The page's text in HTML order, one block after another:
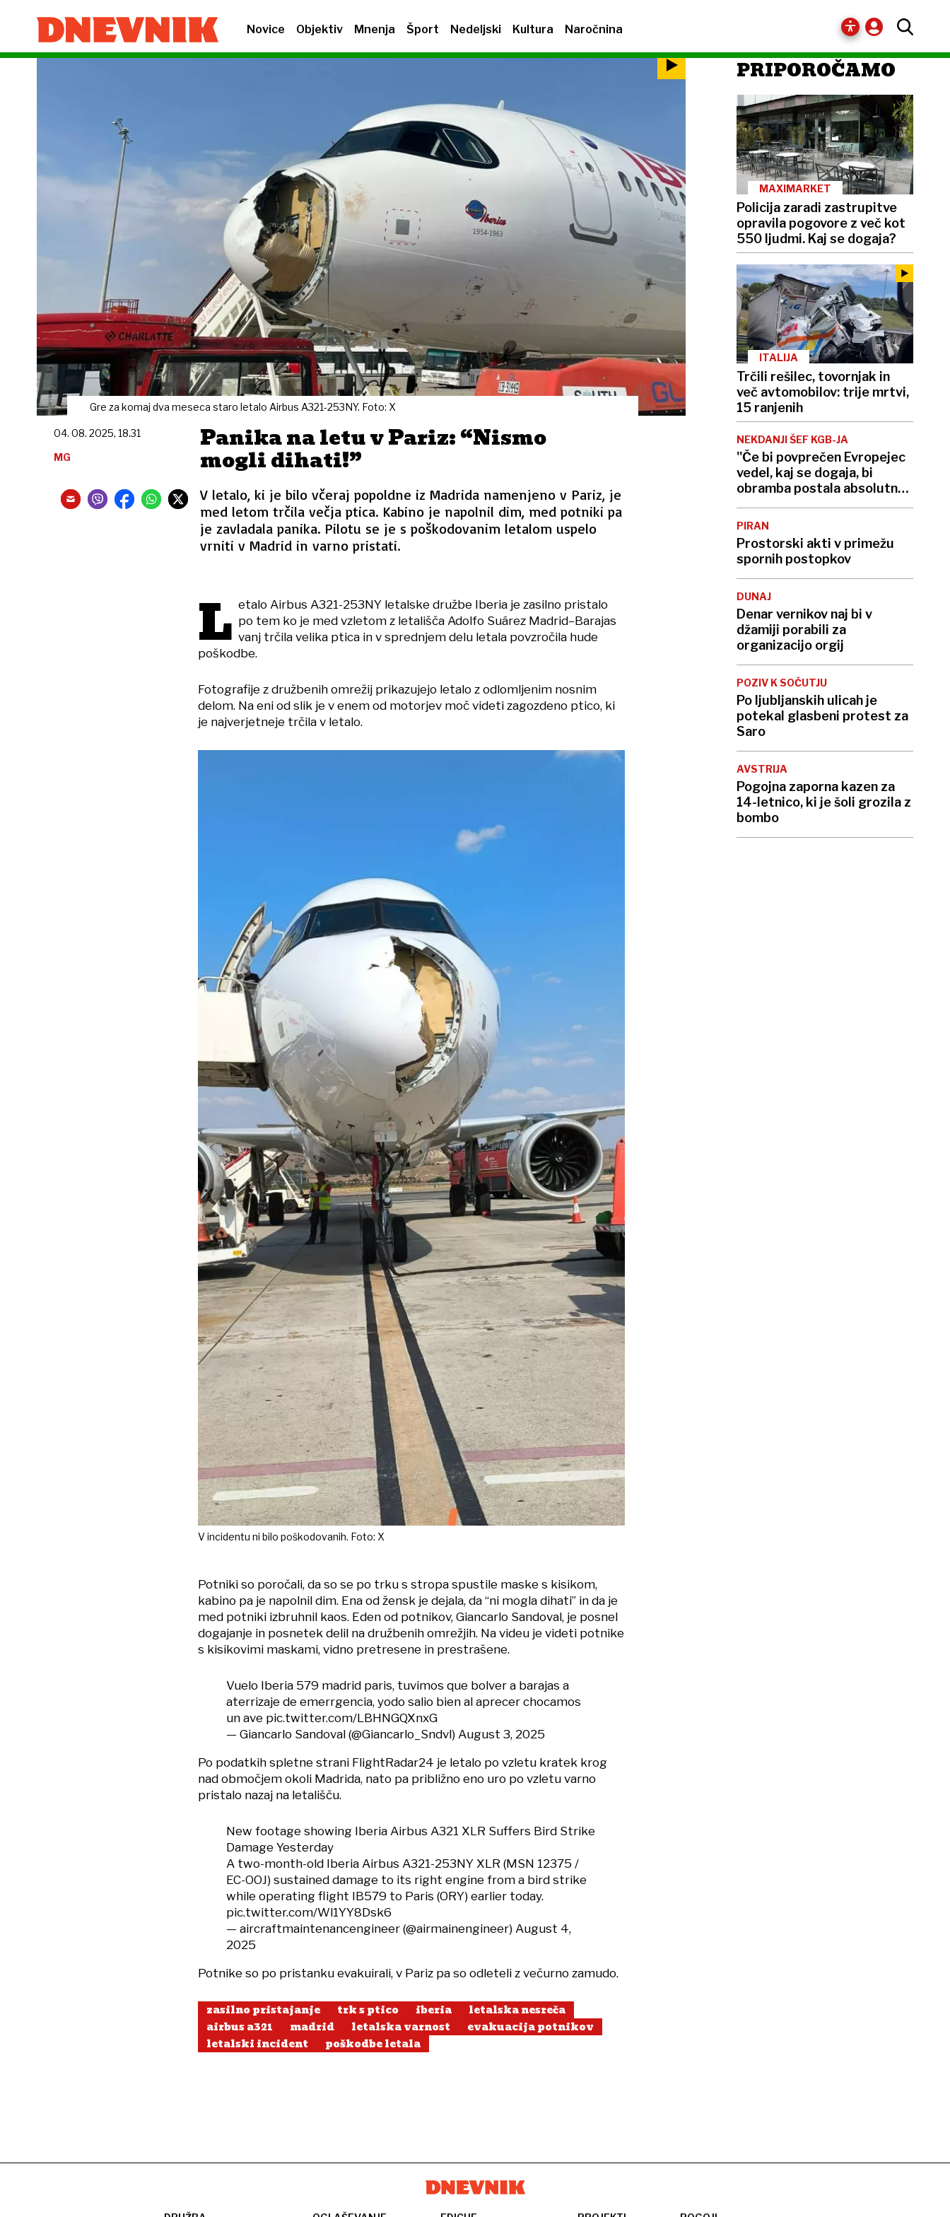
Novice Objektiv Mnenja Šport Nedeljski Kultura Naročnina
Gre za komaj dva meseca staro letalo Airbus A321-253NY. Foto: X
Panika na letu v Pariz: “Nismo
mogli dihati!”
V letalo, ki je bilo včeraj popoldne iz Madrida namenjeno v Pariz, je
med letom trčila večja ptica. Kabino je napolnil dim, med potniki pa
je zavladala panika. Pilotu se je s poškodovanim letalom uspelo
vrniti v Madrid in varno pristati.
04. 08. 2025, 18.31
MG
L etalo Airbus A321-253NY letalske družbe Iberia je zasilno pristalo
po tem ko je med vzletom z letališča Adolfo Suárez Madrid–Barajas
vanj trčila velika ptica in v sprednjem delu letala povzročila hude
poškodbe.
Fotografije z družbenih omrežij prikazujejo letalo z odlomljenim nosnim
delom. Na eni od slik je v enem od motorjev moč videti zagozdeno ptico, ki
je najverjetneje trčila v letalo.
V incidentu ni bilo poškodovanih. Foto: X
Potniki so poročali, da so se po trku s stropa spustile maske s kisikom,
kabino pa je napolnil dim. Ena od žensk je dejala, da “ni mogla dihati” in da je
med potniki izbruhnil kaos. Eden od potnikov, Giancarlo Sandoval, je posnel
dogajanje in posnetek delil na družbenih omrežjih. Na videu je videti potnike
s kisikovimi maskami, vidno pretresene in prestrašene.
Vuelo Iberia 579 madrid paris, tuvimos que bolver a barajas a
aterrizaje de emerrgencia, yodo salio bien al aprecer chocamos
un ave pic.twitter.com/LBHNGQXnxG
— Giancarlo Sandoval (@Giancarlo_Sndvl) August 3, 2025
Po podatkih spletne strani FlightRadar24 je letalo po vzletu kratek krog
nad območjem okoli Madrida, nato pa približno eno uro po vzletu varno
pristalo nazaj na letališču.
New footage showing Iberia Airbus A321 XLR Suffers Bird Strike
Damage Yesterday
A two-month-old Iberia Airbus A321-253NY XLR (MSN 12375 /
EC-OOJ) sustained damage to its right engine from a bird strike
while operating flight IB579 to Paris (ORY) earlier today.
pic.twitter.com/Wl1YY8Dsk6
— aircraftmaintenancengineer (@airmainengineer) August 4,
2025
Potnike so po pristanku evakuirali, v Pariz pa so odleteli z večurno zamudo.
zasilno pristajanje trk s ptico iberia
letalska nesreča
airbus a321
madrid letalska varnost
evakuacija potnikov
letalski incident
poškodbe letala
PRIPOROČAMO
MAXIMARKET
Policija zaradi zastrupitve
opravila pogovore z več kot
550 ljudmi. Kaj se dogaja?
ITALIJA
Trčili rešilec, tovornjak in
več avtomobilov: trije mrtvi,
15 ranjenih
NEKDANJI ŠEF KGB-JA
''Če bi povprečen Evropejec
vedel, kaj se dogaja, bi
obramba postala absolutna
prioriteta!''
PIRAN
Prostorski akti v primežu
spornih postopkov
DUNAJ
Denar vernikov naj bi v
džamiji porabili za
organizacijo orgij
POZIV K SOČUTJU
Po ljubljanskih ulicah je
potekal glasbeni protest za
Saro
AVSTRIJA
Pogojna zaporna kazen za
14-letnico, ki je šoli grozila z
bombo